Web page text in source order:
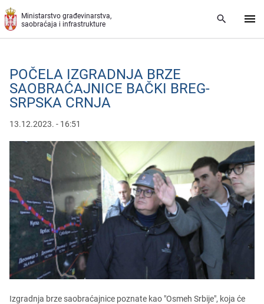
Preskoči na glavni deo sadržaja
Ministarstvo građevinarstva,
saobraćaja i infrastrukture
POČELA IZGRADNJA BRZE
SAOBRAĆAJNICE BAČKI BREG-
SRPSKA CRNJA
13.12.2023. - 16:51
Izgradnja brzе saobraćajnicе poznatе kao "Osmеh Srbijе", koja ćе